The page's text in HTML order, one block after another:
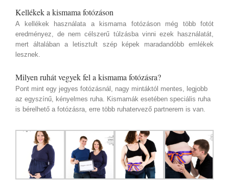
Kellékek a kismama fotózáson
A kellékek használata a kismama fotózáson még több fotót
eredményez, de nem célszerű túlzásba vinni ezek használatát,
mert általában a letisztult szép képek maradandóbb emlékek
lesznek.
Milyen ruhát vegyek fel a kismama fotózásra?
Pont mint egy jegyes fotózásnál, nagy mintáktól mentes, legjobb
az egyszínű, kényelmes ruha. Kismamák esetében speciális ruha
is bérelhető a fotózásra, erre több ruhatervező partnerem is van.